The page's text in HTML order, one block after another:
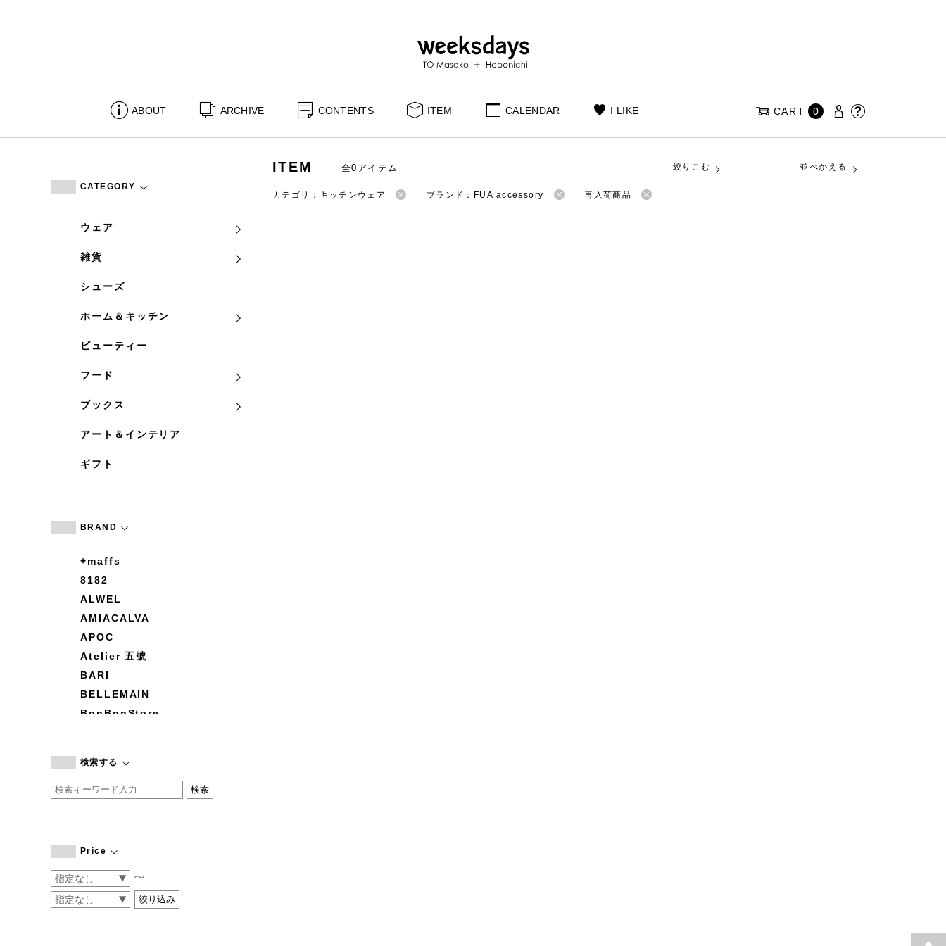
ABOUT ARCHIVE CONTENTS ITEM CALENDAR I LIKE CART 0
CATEGORY
ウェア
雑貨
シューズ
ホーム＆キッチン
ビューティー
フード
ブックス
アート＆インテリア
ギフト
BRAND
+maffs
8182
ALWEL
AMIACALVA
APOC
Atelier 五號
BARI
BELLEMAIN
BonBonStore
by basics
CATWORTH
COGTHEBIGSMOKE
CONVERSE
DEAN & DELUCA
検索する
Price
〜
ITEM 全0アイテム 絞りこむ 並べかえる
カテゴリ：キッチンウェア ブランド：FUA accessory 再入荷商品